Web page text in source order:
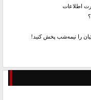
را نیمه‌شب پخش کنید!